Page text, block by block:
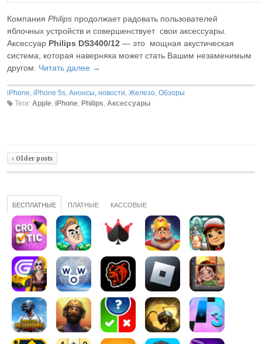
Компания Philips продолжает радовать пользователей
яблочных устройств и совершенствует свои аксессуары.
Аксессуар Philips DS3400/12 — это мощная акустическая
система, которая наверняка может стать Вашим незаменимым
другом. Читать далее →
iPhone, iPhone 5s, Анонсы, новости, Железо, Обзоры
Теги: Apple, iPhone, Philips, Аксессуары
Older posts
БЕСПЛАТНЫЕ ПЛАТНЫЕ КАССОВЫЕ